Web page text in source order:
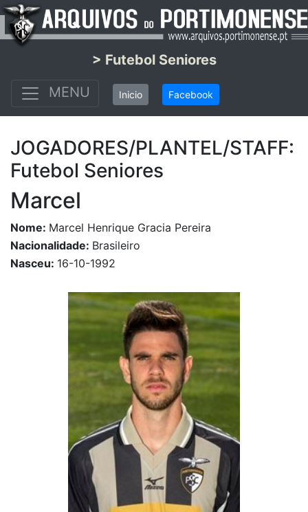
> Futebol Seniores
MENU
Inicio Facebook
JOGADORES/PLANTEL/STAFF:
Futebol Seniores
Marcel
Nome: Marcel Henrique Gracia Pereira
Nacionalidade: Brasileiro
Nasceu: 16-10-1992